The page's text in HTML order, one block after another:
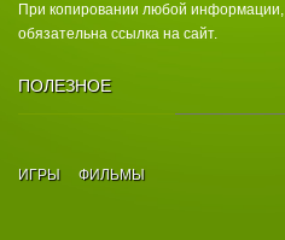
При копировании любой информации,
обязательна ссылка на сайт.
ПОЛЕЗНОЕ
ИГРЫ ФИЛЬМЫ